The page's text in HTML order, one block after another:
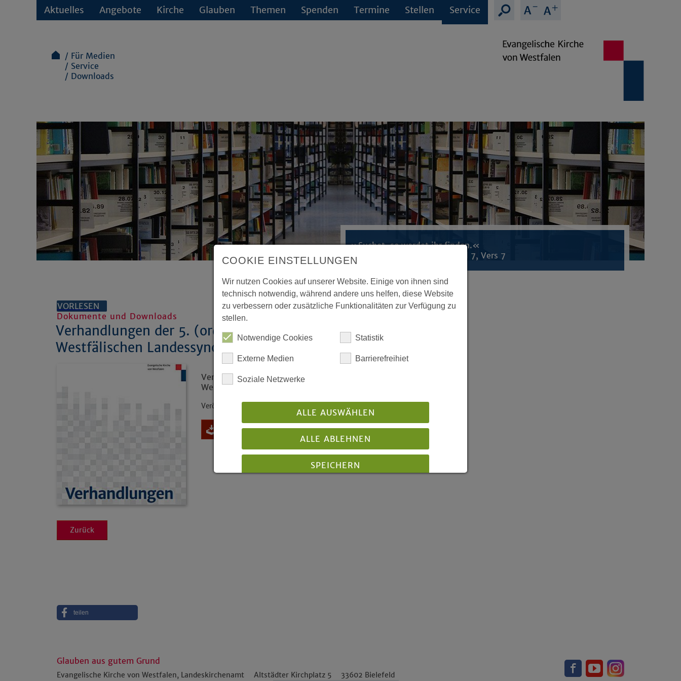
Aktuelles Angebote Kirche Glauben Themen Spenden Termine Stellen Service
Für Medien
Service
Downloads
»Suchet, so werdet ihr finden.«
Matthäusevangelium, Kapitel 7, Vers 7
VORLESEN
Dokumente und Downloads
Verhandlungen der 5. (ordentlichen) Tagung der 19.
Westfälischen Landessynode 2022
Verhandlungen der 5. (ordentlichen) Tagung der 19.
Westfälischen Landessynode 2022
Veröffentlicht: 02/2023
Download
Zurück
teilen
Glauben aus gutem Grund
Evangelische Kirche von Westfalen, Landeskirchenamt Altstädter Kirchplatz 5 33602 Bielefeld
COOKIE EINSTELLUNGEN
Wir nutzen Cookies auf unserer Website. Einige von ihnen sind
technisch notwendig, während andere uns helfen, diese Website
zu verbessern oder zusätzliche Funktionalitäten zur Verfügung zu
stellen.
Notwendige Cookies Statistik
Externe Medien Barrierefreihiet
Soziale Netzwerke
ALLE AUSWÄHLEN
ALLE ABLEHNEN
SPEICHERN